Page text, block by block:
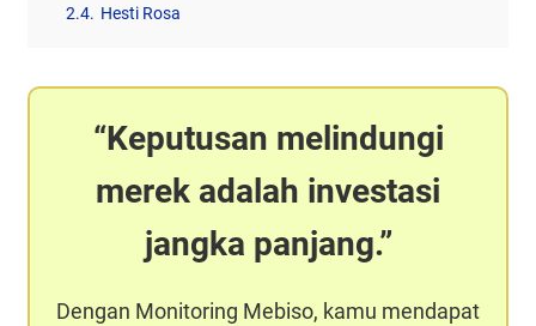
2.4. Hesti Rosa
Keputusan melindungi
merek adalah investasi
jangka panjang.
Dengan Monitoring Mebiso, kamu mendapat